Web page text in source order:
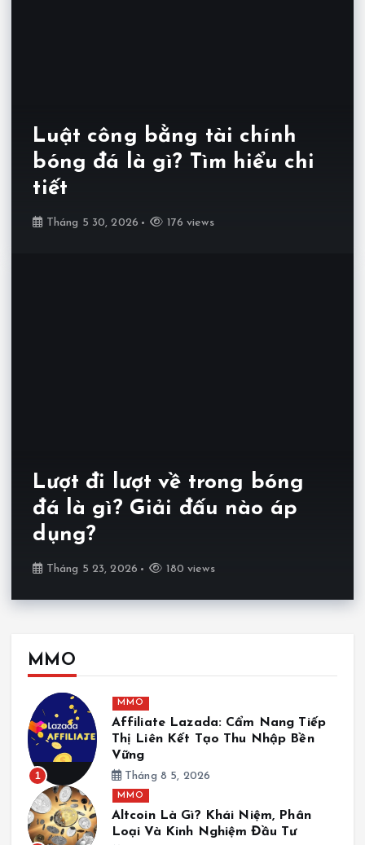
Luật công bằng tài chính
bóng đá là gì? Tìm hiểu chi
tiết
Tháng 5 30, 2026 176 views
Lượt đi lượt về trong bóng
đá là gì? Giải đấu nào áp
dụng?
Tháng 5 23, 2026 180 views
MMO
1
MMO
Affiliate Lazada: Cẩm Nang Tiếp
Thị Liên Kết Tạo Thu Nhập Bền
Vững
Tháng 8 5, 2026
MMO
Altcoin Là Gì? Khái Niệm, Phân
Loại Và Kinh Nghiệm Đầu Tư